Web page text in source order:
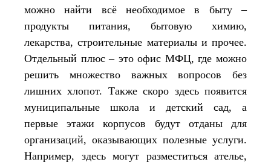
можно найти всё необходимое в быту –
продукты питания, бытовую химию,
лекарства, строительные материалы и прочее.
Отдельный плюс – это офис МФЦ, где можно
решить множество важных вопросов без
лишних хлопот. Также скоро здесь появится
муниципальные школа и детский сад, а
первые этажи корпусов будут отданы для
организаций, оказывающих полезные услуги.
Например, здесь могут разместиться ателье,